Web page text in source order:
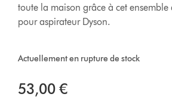
toute la maison grâce à cet ensemble
pour aspirateur Dyson.
Actuellement en rupture de stock
53,00 €